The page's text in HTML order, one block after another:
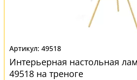
49518
Интерьерная настольная
49518 на треноге